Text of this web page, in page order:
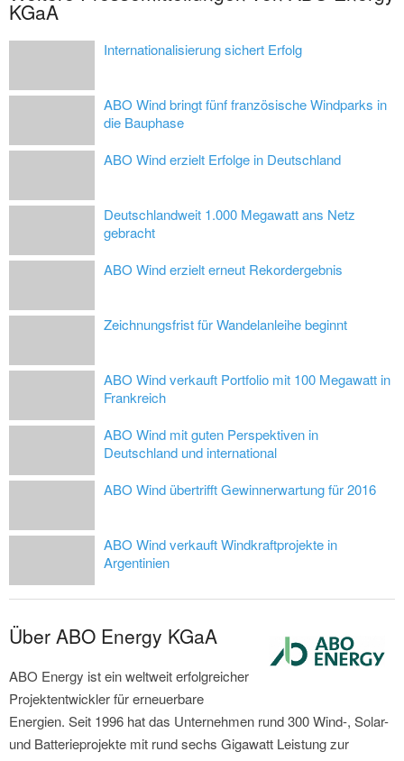
KGaA
Internationalisierung sichert Erfolg
ABO Wind bringt fünf französische Windparks in
die Bauphase
ABO Wind erzielt Erfolge in Deutschland
Deutschlandweit 1.000 Megawatt ans Netz
gebracht
ABO Wind erzielt erneut Rekordergebnis
Zeichnungsfrist für Wandelanleihe beginnt
ABO Wind verkauft Portfolio mit 100 Megawatt in
Frankreich
ABO Wind mit guten Perspektiven in
Deutschland und international
ABO Wind übertrifft Gewinnerwartung für 2016
ABO Wind verkauft Windkraftprojekte in
Argentinien
Über ABO Energy KGaA
ABO Energy ist ein weltweit erfolgreicher
Projektentwickler für erneuerbare
Energien. Seit 1996 hat das Unternehmen rund 300 Wind-, Solar-
und Batterieprojekte mit rund sechs Gigawatt Leistung zur